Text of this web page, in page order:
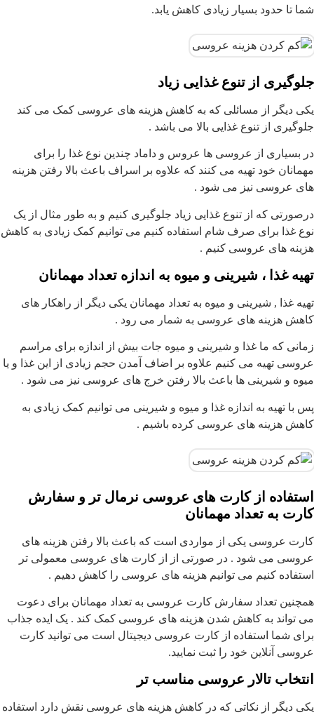
شما تا حدود بسیار زیادی کاهش یابد.
جلوگیری از تنوع غذایی زیاد
یکی دیگر از مسائلی که به کاهش هزینه های عروسی کمک می کند
جلوگیری از تنوع غذایی بالا می باشد .
در بسیاری از عروسی ها عروس و داماد چندین نوع غذا را برای
مهمانان خود تهیه می کنند که علاوه بر اسراف باعث بالا رفتن هزینه
های عروسی نیز می شود .
درصورتی که از تنوع غذایی زیاد جلوگیری کنیم و به طور مثال از یک
نوع غذا برای صرف شام استفاده کنیم می توانیم کمک زیادی به کاهش
هزینه های عروسی کنیم .
تهیه غذا ، شیرینی و میوه به اندازه تعداد مهمانان
تهیه غذا , شیرینی و میوه به تعداد مهمانان یکی دیگر از راهکار های
کاهش هزینه های عروسی به شمار می رود .
زمانی که ما غذا و شیرینی و میوه جات بیش از اندازه برای مراسم
عروسی تهیه می کنیم علاوه بر اضاف آمدن حجم زیادی از این غذا و یا
میوه و شیرینی ها باعث بالا رفتن خرج های عروسی نیز می شود .
پس با تهیه به اندازه غذا و میوه و شیرینی می توانیم کمک زیادی به
کاهش هزینه های عروسی کرده باشیم .
استفاده از کارت های عروسی نرمال تر و سفارش
کارت به تعداد مهمانان
کارت عروسی یکی از مواردی است که باعث بالا رفتن هزینه های
عروسی می شود . در صورتی از از کارت های عروسی معمولی تر
استفاده کنیم می توانیم هزینه های عروسی را کاهش دهیم .
همچنین تعداد سفارش کارت عروسی به تعداد مهمانان برای دعوت
می تواند به کاهش شدن هزینه های عروسی کمک کند . یک ایده جذاب
برای شما استفاده از کارت عروسی دیجیتال است می توانید کارت
عروسی آنلاین خود را ثبت نمایید.
انتخاب تالار عروسی مناسب تر
یکی دیگر از نکاتی که در کاهش هزینه های عروسی نقش دارد استفاده